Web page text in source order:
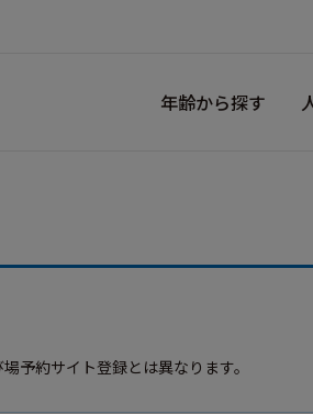
年齢から探す
予約サイト登録とは異なります。